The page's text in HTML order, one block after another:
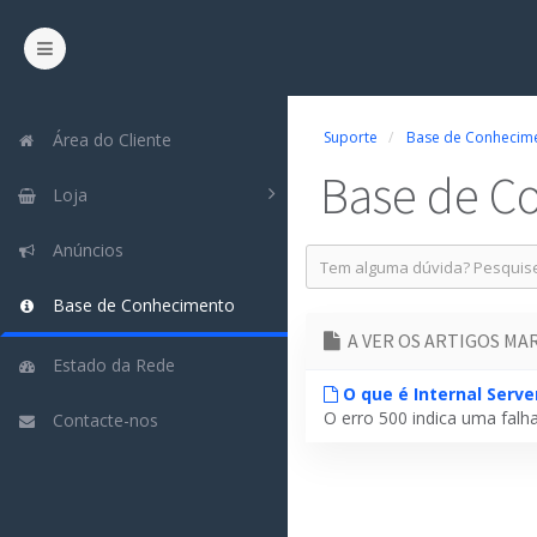
Área do Cliente
Loja
Anúncios
Base de Conhecimento
Estado da Rede
Contacte-nos
Suporte Base de
Base de
A VER OS ARTIGOS
O que é Internal
O erro 500 indica uma